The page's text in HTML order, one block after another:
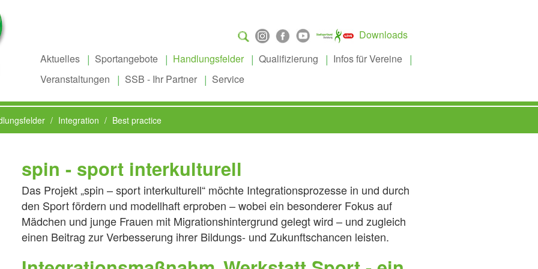
Suchen
Downloads
Aktuelles
Sportangebote Handlungsfelder Qualifizierung
Infos für Vereine
Veranstaltungen
SSB - Ihr Partner Service
Integration Best practice
spin - sport interkulturell
Das Projekt „spin – sport interkulturell“ möchte Integrationsprozesse in und durch
den Sport fördern und modellhaft erproben – wobei ein besonderer Fokus auf
Mädchen und junge Frauen mit Migrationshintergrund gelegt wird – und zugleich
einen Beitrag zur Verbesserung ihrer Bildungs- und Zukunftschancen leisten.